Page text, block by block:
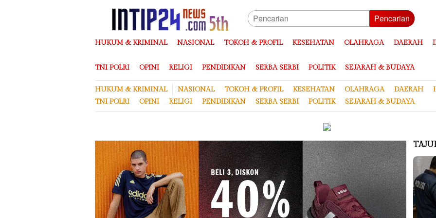
Pencarian
HUKUM & KRIMINAL NASIONAL TOKOH & PROFIL KESEHATAN OLAHRAGA DAERAH
TNI POLRI OPINI RELIGI PENDIDIKAN SERBA SERBI POLITIK SEJARAH & BUDAYA
HUKUM & KRIMINAL NASIONAL TOKOH & PROFIL KESEHATAN OLAHRAGA DAERAH
TNI POLRI
OPINI RELIGI PENDIDIKAN SERBA SERBI POLITIK SEJARAH & BUDAYA